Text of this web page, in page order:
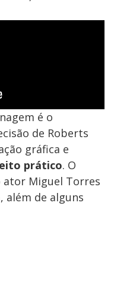
é o
de Roberts
gráfica e
prático. O
Miguel Torres
além de alguns